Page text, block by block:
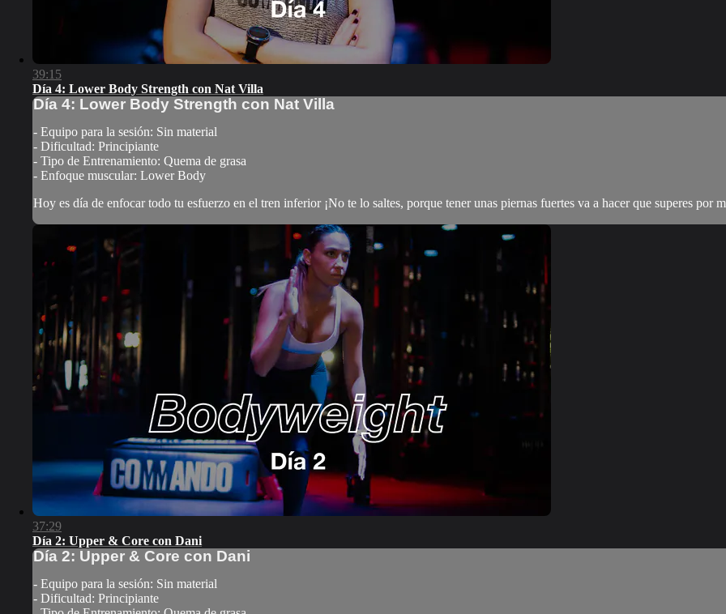
39:15
Día 4: Lower Body Strength con Nat Villa
Día 4: Lower Body Strength con Nat Villa
- Equipo para la sesión: Sin material
- Dificultad: Principiante
- Tipo de Entrenamiento: Quema de grasa
- Enfoque muscular: Lower Body
Hoy es día de enfocar todo tu esfuerzo en el tren inferior ¡No te lo saltes, porque tener unas piernas fuertes va a hacer que superes por
37:29
Día 2: Upper & Core con Dani
Día 2: Upper & Core con Dani
- Equipo para la sesión: Sin material
- Dificultad: Principiante